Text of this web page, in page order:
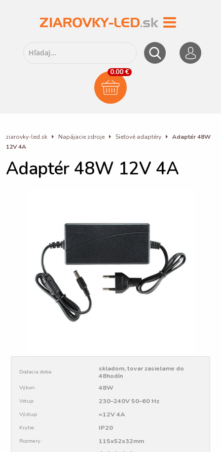
0.00 €
ziarovky-led.sk Napájacie zdroje Sieťové adaptéry
Adaptér 48W
12V 4A
Adaptér 48W 12V 4A
Dodacia doba:
skladom, tovar zasielame do
48hodín
Výkon: 48W
Vstup: 230–240V 50–60 Hz
Výstup: =12V 4A
Krytie: IP20
Rozmery: 115x52x32mm